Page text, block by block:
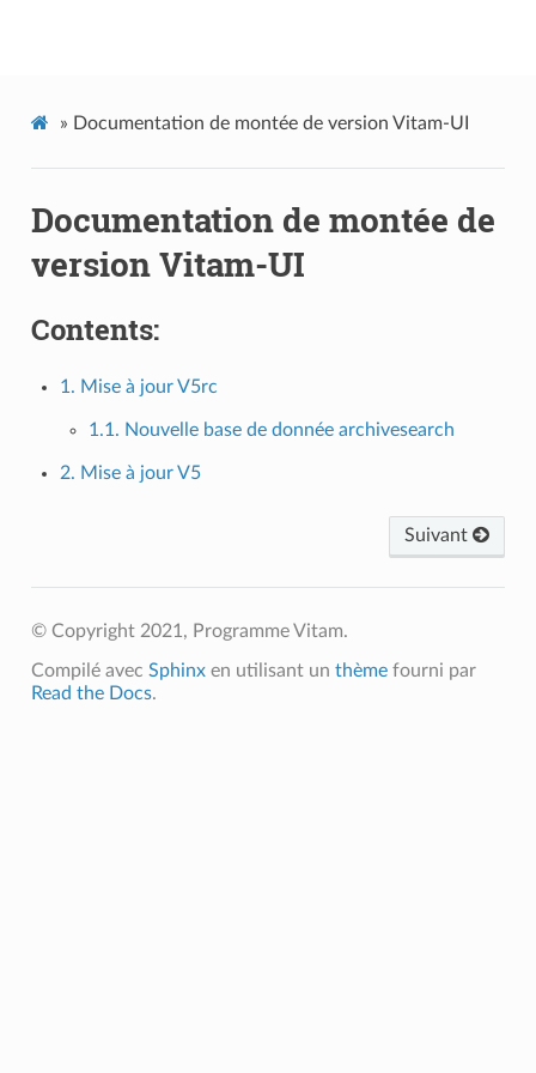
» Documentation de montée de version Vitam-UI
Documentation de montée de
version Vitam-UI
Contents:
1. Mise à jour V5rc
1.1. Nouvelle base de donnée archivesearch
2. Mise à jour V5
Suivant
© Copyright 2021, Programme Vitam.
Compilé avec Sphinxen utilisant un thèmefourni par
Read the Docs.